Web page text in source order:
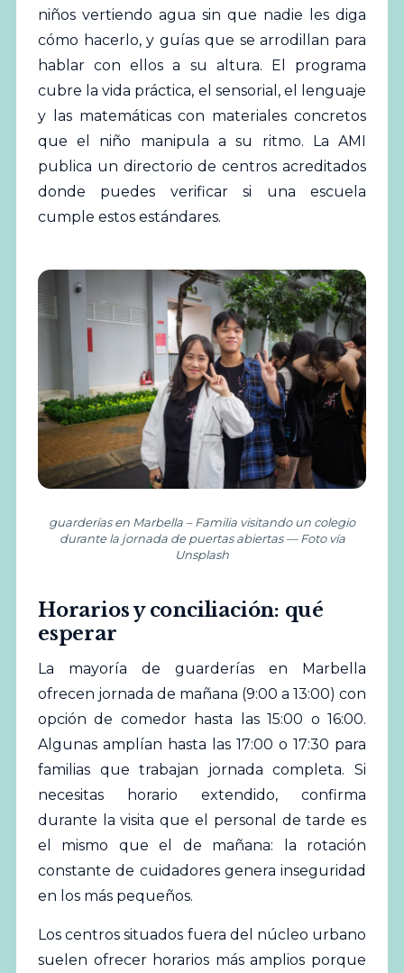
niños vertiendo agua sin que nadie les diga
cómo hacerlo, y guías que se arrodillan para
hablar con ellos a su altura. El programa
cubre la vida práctica, el sensorial, el lenguaje
y las matemáticas con materiales concretos
que el niño manipula a su ritmo. La AMI
publica un directorio de centros acreditados
donde puedes verificar si una escuela
cumple estos estándares.
guarderías en Marbella – Familia visitando un colegio
durante la jornada de puertas abiertas — Foto vía
Unsplash
Horarios y conciliación: qué
esperar
La mayoría de guarderías en Marbella
ofrecen jornada de mañana (9:00 a 13:00) con
opción de comedor hasta las 15:00 o 16:00.
Algunas amplían hasta las 17:00 o 17:30 para
familias que trabajan jornada completa. Si
necesitas horario extendido, confirma
durante la visita que el personal de tarde es
el mismo que el de mañana: la rotación
constante de cuidadores genera inseguridad
en los más pequeños.
Los centros situados fuera del núcleo urbano
suelen ofrecer horarios más amplios porque